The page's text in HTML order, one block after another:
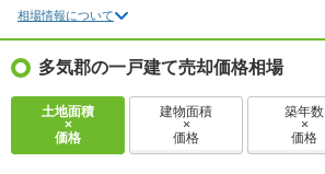
相場情報について
多気郡の一戸建て売却価格相場
土地面積
×
価格
建物面積
×
価格
築年数
×
価格